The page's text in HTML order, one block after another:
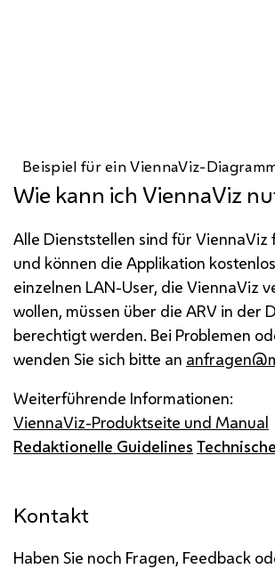
Beispiel für ein ViennaViz-
Wie kann ich ViennaViz
Alle Dienststellen sind für
und können die Applikation
einzelnen LAN-User, die ViennaViz
wollen, müssen über die ARV in der
berechtigt werden. Bei Problemen
wenden Sie sich bitte an
Weiterführende Informationen:
ViennaViz-Produktseite und Manual
Redaktionelle Guidelines
Kontakt
Haben Sie noch Fragen, Feedback